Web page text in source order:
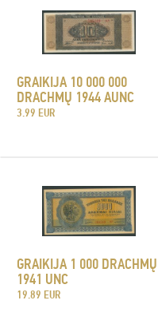
GRAIKIJA 10 000 000
DRACHMŲ 1944 AUNC
3.99 EUR
GRAIKIJA 1 000 DRACHMŲ
1941 UNC
19.89 EUR